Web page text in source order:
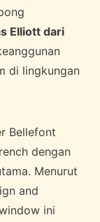
Elliott dari
di lingkungan
Bellefont
dengan
Menurut
and
ini